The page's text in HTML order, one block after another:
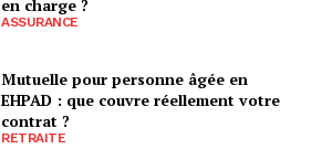
en charge ?
ASSURANCE
Mutuelle pour personne âgée en
EHPAD : que couvre réellement votre
contrat ?
RETRAITE